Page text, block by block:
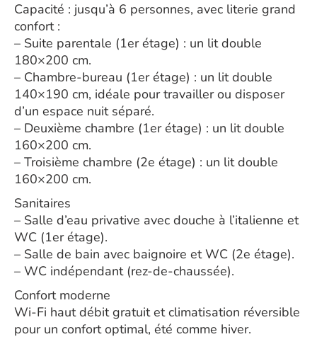
Capacité : jusqu’à 6 personnes, avec literie grand
confort :
– Suite parentale (1er étage) : un lit double
180×200 cm.
– Chambre-bureau (1er étage) : un lit double
140×190 cm, idéale pour travailler ou disposer
d’un espace nuit séparé.
– Deuxième chambre (1er étage) : un lit double
160×200 cm.
– Troisième chambre (2e étage) : un lit double
160×200 cm.
Sanitaires
– Salle d’eau privative avec douche à l’italienne et
WC (1er étage).
– Salle de bain avec baignoire et WC (2e étage).
– WC indépendant (rez-de-chaussée).
Confort moderne
Wi-Fi haut débit gratuit et climatisation réversible
pour un confort optimal, été comme hiver.